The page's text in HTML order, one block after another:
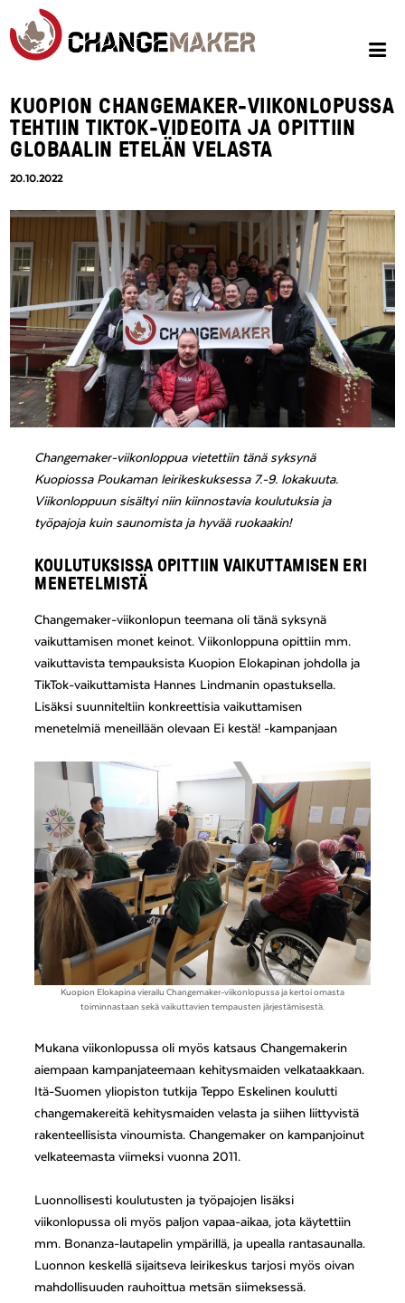
KUOPION CHANGEMAKER-VIIKONLOPUSSA
TEHTIIN TIKTOK-VIDEOITA JA OPITTIIN
GLOBAALIN ETELÄN VELASTA
20.10.2022
Changemaker-viikonloppua vietettiin tänä syksynä
Kuopiossa Poukaman leirikeskuksessa 7.-9. lokakuuta.
Viikonloppuun sisältyi niin kiinnostavia koulutuksia ja
työpajoja kuin saunomista ja hyvää ruokaakin!
KOULUTUKSISSA OPITTIIN VAIKUTTAMISEN ERI
MENETELMISTÄ
Changemaker-viikonlopun teemana oli tänä syksynä
vaikuttamisen monet keinot. Viikonloppuna opittiin mm.
vaikuttavista tempauksista Kuopion Elokapinan johdolla ja
TikTok-vaikuttamista Hannes Lindmanin opastuksella.
Lisäksi suunniteltiin konkreettisia vaikuttamisen
menetelmiä meneillään olevaan Ei kestä! -kampanjaan
Kuopion Elokapina vierailu Changemaker-viikonlopussa ja kertoi omasta
toiminnastaan sekä vaikuttavien tempausten järjestämisestä.
Mukana viikonlopussa oli myös katsaus Changemakerin
aiempaan kampanjateemaan kehitysmaiden velkataakkaan.
Itä-Suomen yliopiston tutkija Teppo Eskelinen koulutti
changemakereitä kehitysmaiden velasta ja siihen liittyvistä
rakenteellisista vinoumista. Changemaker on kampanjoinut
velkateemasta viimeksi vuonna 2011.
Luonnollisesti koulutusten ja työpajojen lisäksi
viikonlopussa oli myös paljon vapaa-aikaa, jota käytettiin
mm. Bonanza-lautapelin ympärillä, ja upealla rantasaunalla.
Luonnon keskellä sijaitseva leirikeskus tarjosi myös oivan
mahdollisuuden rauhoittua metsän siimeksessä.